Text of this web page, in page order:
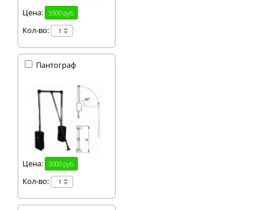
Цена: 5500 руб.
Кол-во:
Пантограф
Цена: 3000 руб.
Кол-во: